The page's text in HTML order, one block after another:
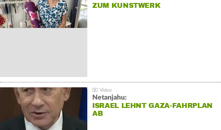
ZUM KUNSTWERK
Netanjahu:
ISRAEL LEHNT GAZA-FAHRPLAN
AB